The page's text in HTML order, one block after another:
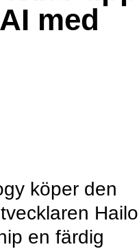
med
köper den
en färdig